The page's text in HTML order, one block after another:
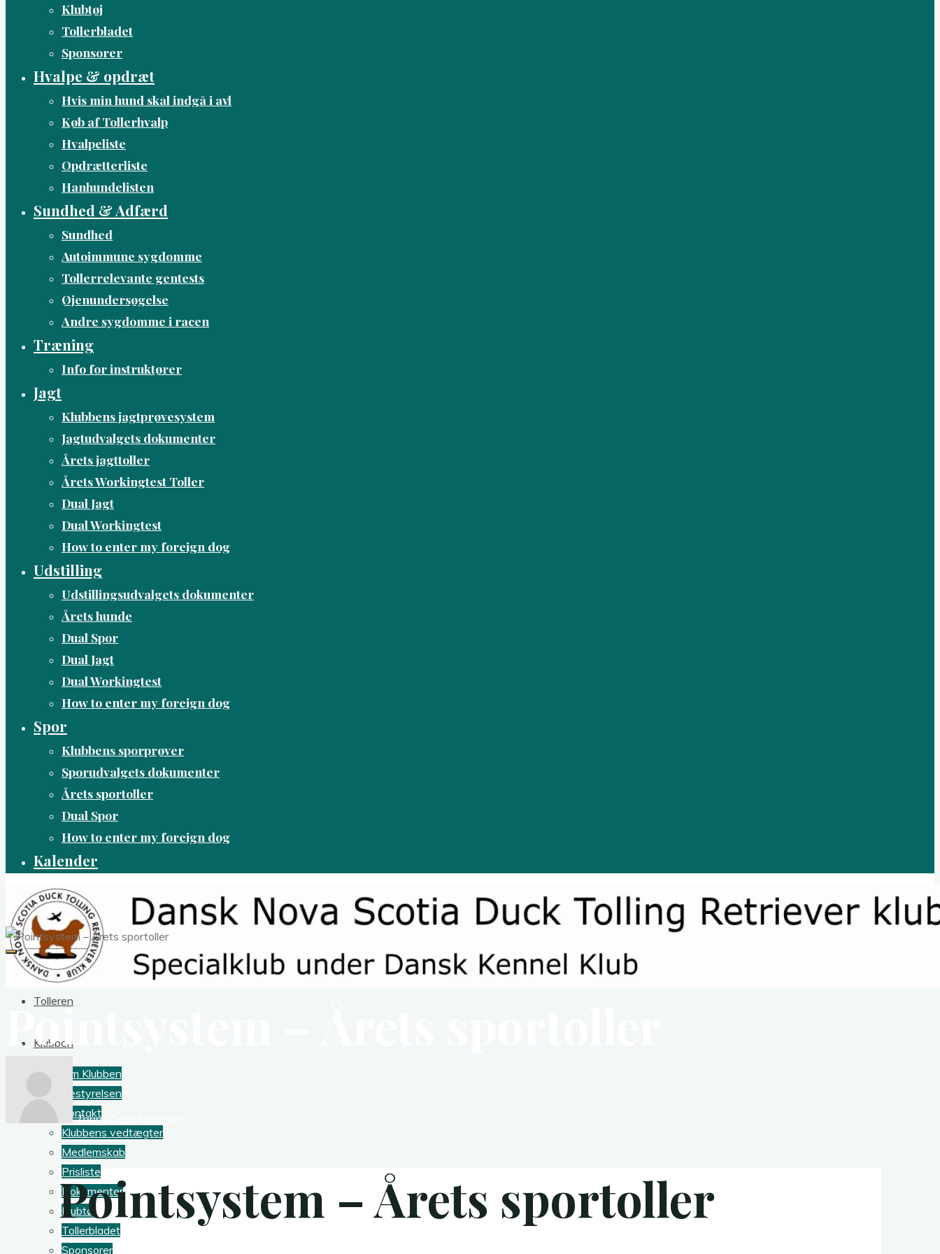
Klubtøj
Tollerbladet
Sponsorer
Hvalpe & opdræt
Hvis min hund skal indgå i avl
Køb af Tollerhvalp
Hvalpeliste
Opdrætterliste
Hanhundelisten
Sundhed & Adfærd
Sundhed
Autoimmune sygdomme
Tollerrelevante gentests
Øjenundersøgelse
Andre sygdomme i racen
Træning
Info for instruktører
Jagt
Klubbens jagtprøvesystem
Jagtudvalgets dokumenter
Årets jagttoller
Årets Workingtest Toller
Dual Jagt
Dual Workingtest
How to enter my foreign dog
Udstilling
Udstillingsudvalgets dokumenter
Årets hunde
Dual Spor
Dual Jagt
Dual Workingtest
How to enter my foreign dog
Spor
Klubbens sporprøver
Sporudvalgets dokumenter
Årets sportoller
Dual Spor
How to enter my foreign dog
Kalender
Tolleren
Klubben
Om Klubben
Bestyrelsen
Kontakt
Klubbens vedtægter
Medlemskab
Prisliste
Dokumenter
Klubtøj
Tollerbladet
Sponsorer
Pointsystem – Årets sportoller
Tonny Dahl Frandsen
Pointsystem – Årets sportoller